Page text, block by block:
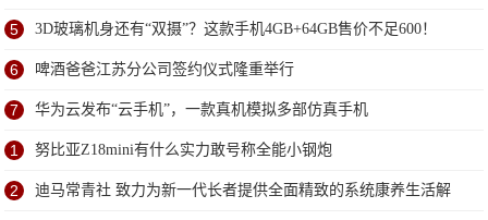
5 3D玻璃机身还有“双摄”？这款手机4GB+64GB售价不足600！
6 啤酒爸爸江苏分公司签约仪式隆重举行
7 华为云发布“云手机”，一款真机模拟多部仿真手机
1 努比亚Z18mini有什么实力敢号称全能小钢炮
2 迪马常青社 致力为新一代长者提供全面精致的系统康养生活解